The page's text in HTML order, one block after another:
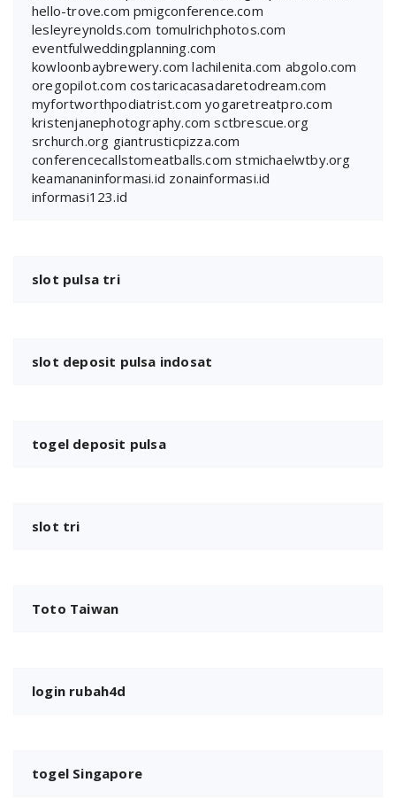
hello-trove.com pmigconference.com
lesleyreynolds.com tomulrichphotos.com
eventfulweddingplanning.com
kowloonbaybrewery.com lachilenita.com abgolo.com
oregopilot.com costaricacasadaretodream.com
myfortworthpodiatrist.com yogaretreatpro.com
kristenjanephotography.com sctbrescue.org
srchurch.org giantrusticpizza.com
conferencecallstomeatballs.com stmichaelwtby.org
keamananinformasi.id zonainformasi.id
informasi123.id
slot pulsa tri
slot deposit pulsa indosat
togel deposit pulsa
slot tri
Toto Taiwan
login rubah4d
togel Singapore